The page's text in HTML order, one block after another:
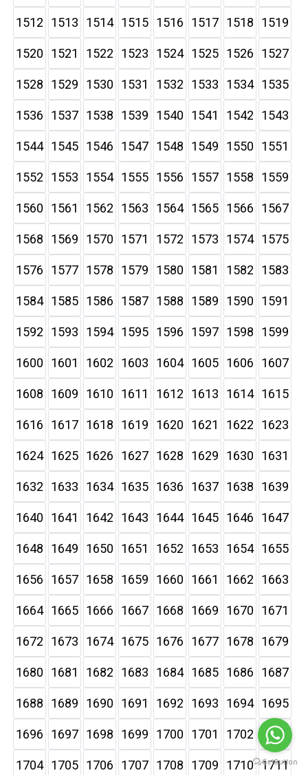
1512 1513 1514 1515 1516 1517 1518 1519
1520 1521 1522 1523 1524 1525 1526 1527
1528 1529 1530 1531 1532 1533 1534 1535
1536 1537 1538 1539 1540 1541 1542 1543
1544 1545 1546 1547 1548 1549 1550 1551
1552 1553 1554 1555 1556 1557 1558 1559
1560 1561 1562 1563 1564 1565 1566 1567
1568 1569 1570 1571 1572 1573 1574 1575
1576 1577 1578 1579 1580 1581 1582 1583
1584 1585 1586 1587 1588 1589 1590 1591
1592 1593 1594 1595 1596 1597 1598 1599
1600 1601 1602 1603 1604 1605 1606 1607
1608 1609 1610 1611 1612 1613 1614 1615
1616 1617 1618 1619 1620 1621 1622 1623
1624 1625 1626 1627 1628 1629 1630 1631
1632 1633 1634 1635 1636 1637 1638 1639
1640 1641 1642 1643 1644 1645 1646 1647
1648 1649 1650 1651 1652 1653 1654 1655
1656 1657 1658 1659 1660 1661 1662 1663
1664 1665 1666 1667 1668 1669 1670 1671
1672 1673 1674 1675 1676 1677 1678 1679
1680 1681 1682 1683 1684 1685 1686 1687
1688 1689 1690 1691 1692 1693 1694 1695
1696 1697 1698 1699 1700 1701 1702 1703
1704 1705 1706 1707 1708 1709 1710 1711